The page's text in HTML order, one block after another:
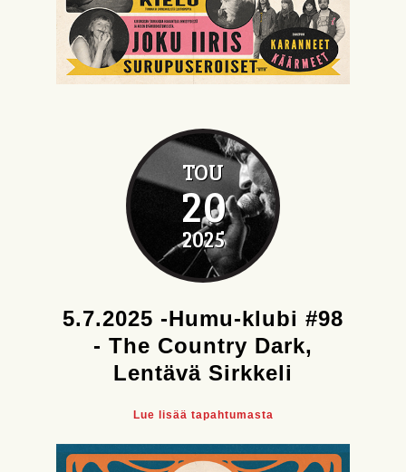
TOU
20
2025
5.7.2025 -Humu-klubi #98
- The Country Dark,
Lentävä Sirkkeli
Lue lisää tapahtumasta